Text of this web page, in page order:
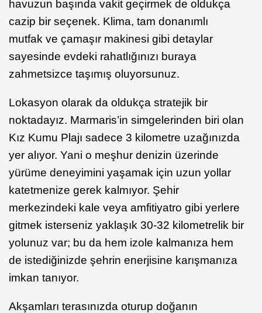
havuzun başında vakit geçirmek de oldukça
cazip bir seçenek. Klima, tam donanımlı
mutfak ve çamaşır makinesi gibi detaylar
sayesinde evdeki rahatlığınızı buraya
zahmetsizce taşımış oluyorsunuz.
Lokasyon olarak da oldukça stratejik bir
noktadayız. Marmaris’in simgelerinden biri olan
Kız Kumu Plajı sadece 3 kilometre uzağınızda
yer alıyor. Yani o meşhur denizin üzerinde
yürüme deneyimini yaşamak için uzun yollar
katetmenize gerek kalmıyor. Şehir
merkezindeki kale veya amfitiyatro gibi yerlere
gitmek isterseniz yaklaşık 30-32 kilometrelik bir
yolunuz var; bu da hem izole kalmanıza hem
de istediğinizde şehrin enerjisine karışmanıza
imkan tanıyor.
Akşamları terasınızda oturup doğanın